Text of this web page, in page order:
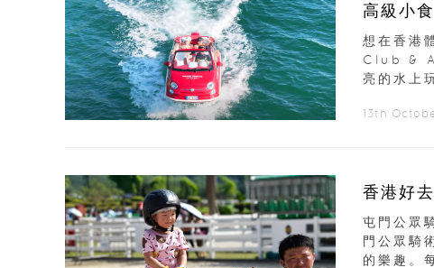
高級小
想在香
Club &
亮的水
13th
香港好
屯門公眾
門公眾騎
的樂趣。